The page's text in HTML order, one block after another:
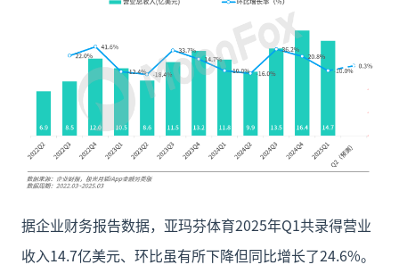
据企业财务报告数据，亚玛芬体育2025年Q1共录得营业
收入14.7亿美元、环比虽有所下降但同比增长了24.6%。